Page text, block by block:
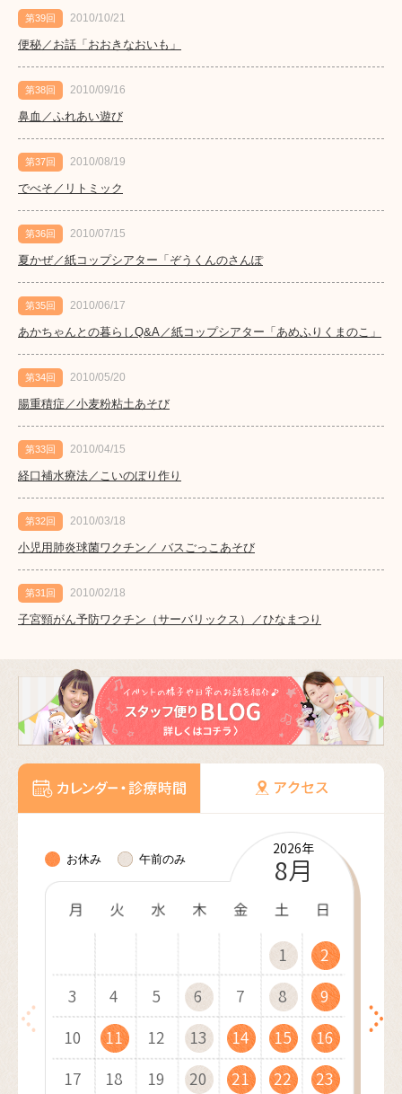
第39回 2010/10/21
便秘／お話「おおきなおいも」
第38回 2010/09/16
鼻血／ふれあい遊び
第37回 2010/08/19
でべそ／リトミック
第36回 2010/07/15
夏かぜ／紙コップシアター「ぞうくんのさんぽ
第35回 2010/06/17
あかちゃんとの暮らしQ&A／紙コップシアター「あめふりくまのこ」
第34回 2010/05/20
腸重積症／小麦粉粘土あそび
第33回 2010/04/15
経口補水療法／こいのぼり作り
第32回 2010/03/18
小児用肺炎球菌ワクチン／ バスごっこあそび
第31回 2010/02/18
子宮頸がん予防ワクチン（サーバリックス）／ひなまつり
お休み 午前のみ
2026年
8月
1
2
3
4 5 6 7 8
9
10
11 12 13 14 15
16
17
18 19 20 21 22
23
2026年
9月
5
6
7
8 9 10 11 12
13
14
15 16 17 18 19
20
21
22 23 24 25 26
27
2026年
10月
3
4
5
6 7 8 9 10
11
12
13 14 15 16 17
18
19
20 21 22 23 24
25
2026年
11月
1
2
3 4 5 6 7
8
9
10 11 12 13 14
15
16
17 18 19 20 21
22
2026年
12月
5
6
7
8 9 10 11 12
13
14
15 16 17 18 19
20
21
22 23 24 25 26
27
2027年
1月
2
3
4
5 6 7 8 9
10
11
12 13 14 15 16
17
18
19 20 21 22 23
24
2027年
2月
6
7
8
9 10 11 12 13
14
15
16 17 18 19 20
21
22
23 24 25 26 27 28
2027年
3月
6
7
8
9 10 11 12 13
14
15
16 17 18 19 20
21
22
23 24 25 26 27
28
2027年
4月
3
4
5
6 7 8 9 10
11
12
13 14 15 16 17
18
19
20 21 22 23 24
25
2027年
5月
1
2
3
4 5 6 7 8
9
10
11 12 13 14 15
16
17
18 19 20 21 22
23
2027年
6月
5
6
7
8 9 10 11 12
13
14
15 16 17 18 19
20
21
22 23 24 25 26
27
2027年
7月
3
4
5
6 7 8 9 10
11
12
13 14 15 16 17
18
19
20 21 22 23 24
25